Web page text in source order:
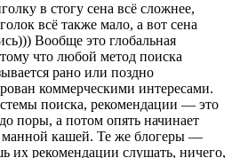
в стогу сена всё сложнее,
всё также мало, а вот сена
Вообще это глобальная
что любой метод поиска
рано или поздно
коммерческими интересами.
поиска, рекомендации — это
поры, а потом опять начинает
манной кашей. Те же блогеры —
их рекомендации слушать, ничего,